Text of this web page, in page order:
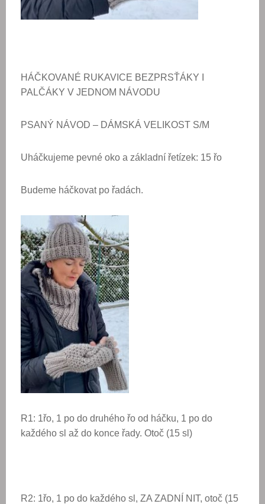
HÁČKOVANÉ RUKAVICE BEZPRSŤÁKY I
PALČÁKY V JEDNOM NÁVODU
PSANÝ NÁVOD – DÁMSKÁ VELIKOST S/M
Uháčkujeme pevné oko a základní řetízek: 15 řo
Budeme háčkovat po řadách.
R1: 1řo, 1 po do druhého řo od háčku, 1 po do
každého sl až do konce řady. Otoč (15 sl)
R2: 1řo, 1 po do každého sl, ZA ZADNÍ NIT, otoč (15